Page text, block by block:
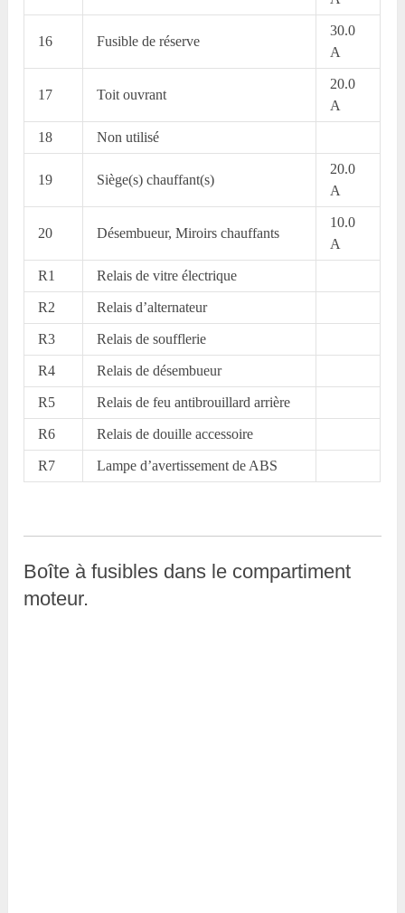
16 Fusible de réserve
30.0
A
17 Toit ouvrant
20.0
A
18 Non utilisé
19 Siège(s) chauffant(s)
20.0
A
20 Désembueur, Miroirs chauffants
10.0
A
R1 Relais de vitre électrique
R2 Relais d’alternateur
R3 Relais de soufflerie
R4 Relais de désembueur
R5 Relais de feu antibrouillard arrière
R6 Relais de douille accessoire
R7 Lampe d’avertissement de ABS
Boîte à fusibles dans le compartiment
moteur.